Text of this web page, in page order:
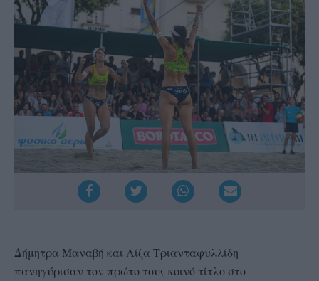
Δήμητρα Μαναβή και Λίζα Τριανταφυλλίδη
πανηγύρισαν τον πρώτο τους κοινό τίτλο στο